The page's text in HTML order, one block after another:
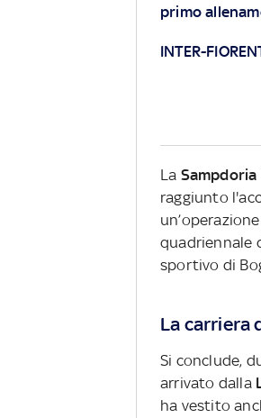
primo
INTER-
La Sampdoria
raggiunto
quadriennale
sportivo di
La carriera
Si conclude,
arrivato dalla
ha vestito